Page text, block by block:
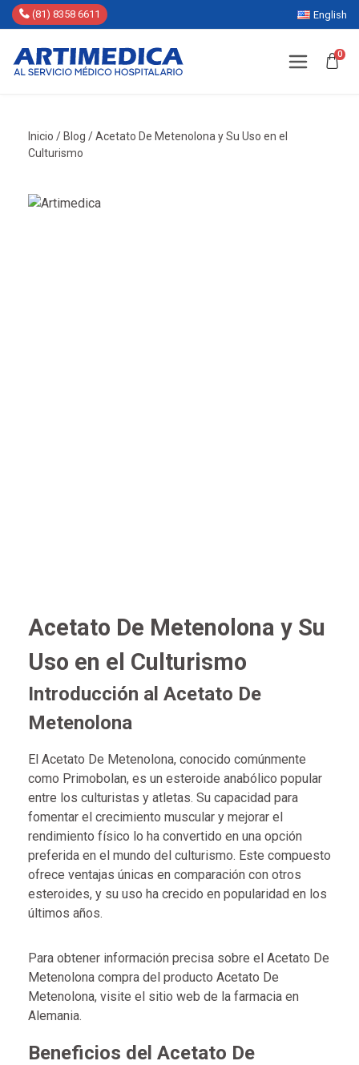
(81) 8358 6611 English
0
Inicio / Blog /Acetato De Metenolona y Su Uso en el
Culturismo
Acetato De Metenolona y Su
Uso en el Culturismo
Introducción al Acetato De
Metenolona
El Acetato De Metenolona, conocido comúnmente
como Primobolan, es un esteroide anabólico popular
entre los culturistas y atletas. Su capacidad para
fomentar el crecimiento muscular y mejorar el
rendimiento físico lo ha convertido en una opción
preferida en el mundo del culturismo. Este compuesto
ofrece ventajas únicas en comparación con otros
esteroides, y su uso ha crecido en popularidad en los
últimos años.
Para obtener información precisa sobre el Acetato De
Metenolona compra del producto Acetato De
Metenolona, visite el sitio web de la farmacia en
Alemania.
Beneficios del Acetato De